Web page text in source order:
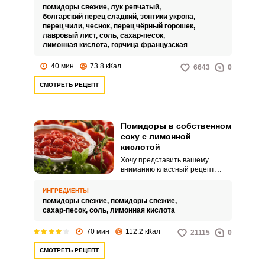
закуску из сочных и ароматных
помидоров по простому
рецепту.
помидоры свежие, лук репчатый,
болгарский перец сладкий, зонтики укропа,
перец чили, чеснок, перец чёрный горошек,
лавровый лист, соль, сахар-песок,
лимонная кислота, горчица французская
40 мин 73.8 кКал 6643 0
СМОТРЕТЬ РЕЦЕПТ
Помидоры в собственном
соку с лимонной
кислотой
Хочу представить вашему
вниманию классный рецепт
приготовленные таким
способом можно подавать в
использовать для
приготовления различных блюд
ИНГРЕДИЕНТЫ
помидоры свежие, помидоры свежие,
сахар-песок, соль, лимонная кислота
70 мин 112.2 кКал 21115 0
СМОТРЕТЬ РЕЦЕПТ